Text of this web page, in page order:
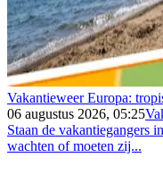
Vakantieweer Europa:
06 augustus 2026, 05:25
Staan de vakantiegangers
wachten of moeten zij...